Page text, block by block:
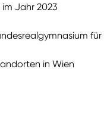
Jahr 2023
für
in Wien